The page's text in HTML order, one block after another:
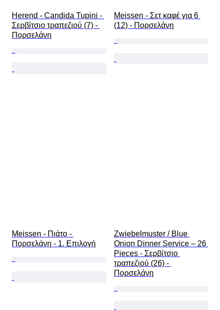
Herend - Candida Tupini -
Σερβίτσιο τραπεζιού (7) -
Πορσελάνη
Meissen - Σετ καφέ για 6
(12) - Πορσελάνη
Meissen - Πιάτο -
Πορσελάνη - 1. Επιλογή
Zwiebelmuster / Blue
Onion Dinner Service – 26
Pieces - Σερβίτσιο
τραπεζιού (26) -
Πορσελάνη